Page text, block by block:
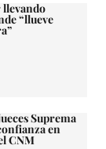
llevando
“llueve
Suprema
en
CNM